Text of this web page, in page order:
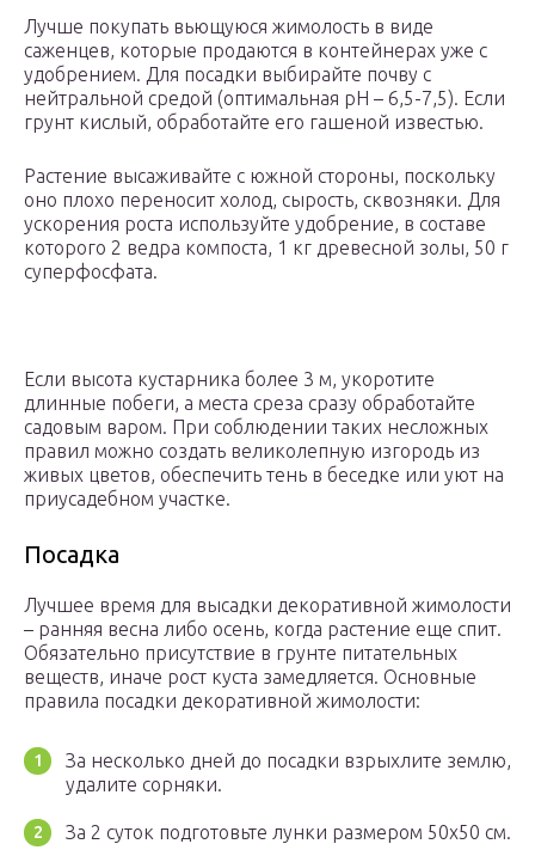
Лучше покупать вьющуюся жимолость в виде
саженцев, которые продаются в контейнерах уже с
удобрением. Для посадки выбирайте почву с
нейтральной средой (оптимальная рН – 6,5-7,5). Если
грунт кислый, обработайте его гашеной известью.
Растение высаживайте с южной стороны, поскольку
оно плохо переносит холод, сырость, сквозняки. Для
ускорения роста используйте удобрение, в составе
которого 2 ведра компоста, 1 кг древесной золы, 50 г
суперфосфата.
Если высота кустарника более 3 м, укоротите
длинные побеги, а места среза сразу обработайте
садовым варом. При соблюдении таких несложных
правил можно создать великолепную изгородь из
живых цветов, обеспечить тень в беседке или уют на
приусадебном участке.
Посадка
Лучшее время для высадки декоративной жимолости
– ранняя весна либо осень, когда растение еще спит.
Обязательно присутствие в грунте питательных
веществ, иначе рост куста замедляется. Основные
правила посадки декоративной жимолости:
За несколько дней до посадки взрыхлите землю,
удалите сорняки.
За 2 суток подготовьте лунки размером 50х50 см.